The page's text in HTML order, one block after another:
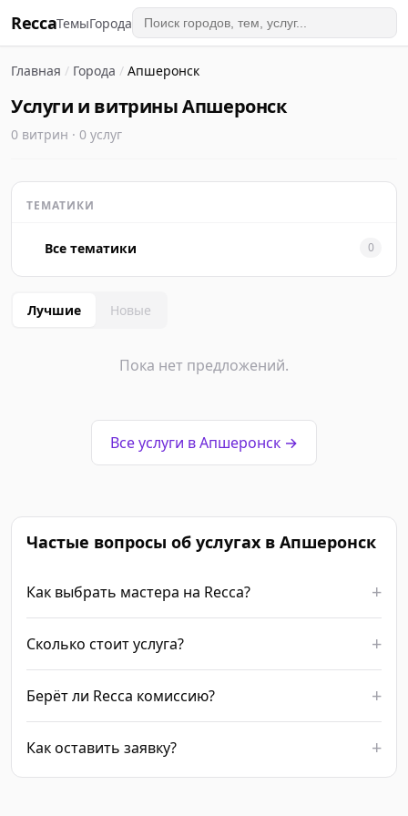
ReccaТемыГорода
Главная / Города / Апшеронск
Услуги и витрины Апшеронск
0 витрин · 0 услуг
ТЕМАТИКИ
Все тематики 0
Лучшие Новые
Пока нет предложений.
Все услуги в Апшеронск →
Частые вопросы об услугах в Апшеронск
Как выбрать мастера на Recca?
Сколько стоит услуга?
Берёт ли Recca комиссию?
Как оставить заявку?